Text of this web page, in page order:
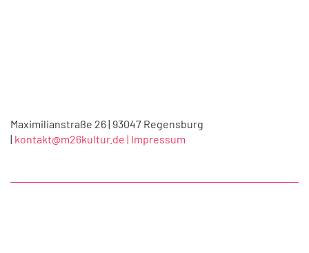
Maximilianstraße 26 | 93047 Regensburg
| kontakt@m26kultur.de | Impressum